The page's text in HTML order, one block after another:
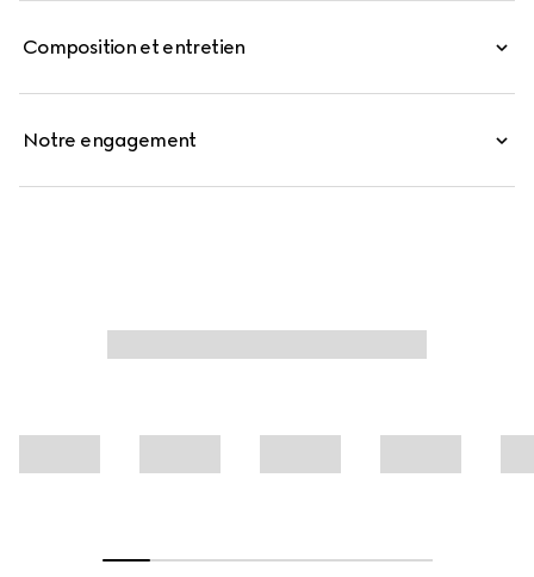
Composition et entretien
Notre engagement